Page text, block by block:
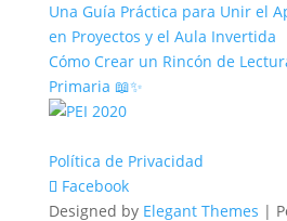
Una Guía Práctica para Unir el
en Proyectos y el Aula Invertida
Cómo Crear un Rincón de
Primaria 📖✨
Política de Privacidad
Facebook
Designed by Elegant Themes |